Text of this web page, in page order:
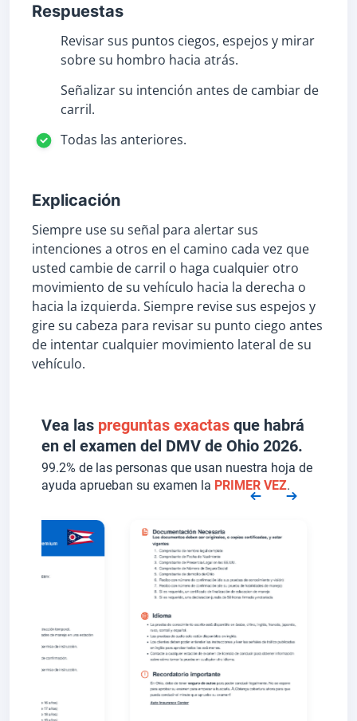
Respuestas
Revisar sus puntos ciegos, espejos y mirar
sobre su hombro hacia atrás.
Señalizar su intención antes de cambiar de
carril.
Todas las anteriores.
Explicación
Siempre use su señal para alertar sus
intenciones a otros en el camino cada vez que
usted cambie de carril o haga cualquier otro
movimiento de su vehículo hacia la derecha o
hacia la izquierda. Siempre revise sus espejos y
gire su cabeza para revisar su punto ciego antes
de intentar cualquier movimiento lateral de su
vehículo.
Vea las preguntas exactas que habrá
en el examen del DMV de Ohio 2026.
99.2% de las personas que usan nuestra hoja de
ayuda aprueban su examen la PRIMER VEZ.